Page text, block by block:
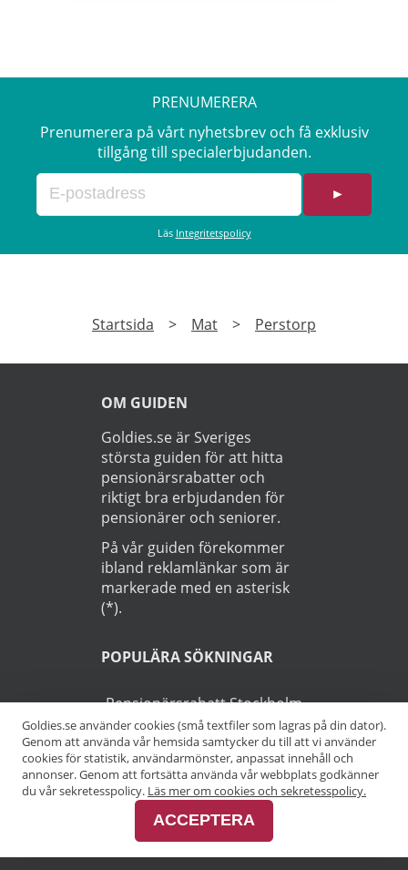
PRENUMERERA
Prenumerera på vårt nyhetsbrev och få exklusiv
tillgång till specialerbjudanden.
►
Läs Integritetspolicy
Startsida > Mat > Perstorp
OM GUIDEN
Goldies.se är Sveriges
största guiden för att hitta
pensionärsrabatter och
riktigt bra erbjudanden för
pensionärer och seniorer.
På vår guiden förekommer
ibland reklamlänkar som är
markerade med en asterisk
(*).
POPULÄRA SÖKNINGAR
Pensionärsrabatt Stockholm
Pensionärsrabatt Göteborg
Pensionärsrabatt Malmö
Pensionärsrabatt Skåne
Goldies.se använder cookies (små textfiler som lagras på din dator).
Genom att använda vår hemsida samtycker du till att vi använder
cookies för statistik, användarmönster, anpassat innehåll och
annonser. Genom att fortsätta använda vår webbplats godkänner
du vår sekretesspolicy. Läs mer om cookies och sekretesspolicy.
ACCEPTERA